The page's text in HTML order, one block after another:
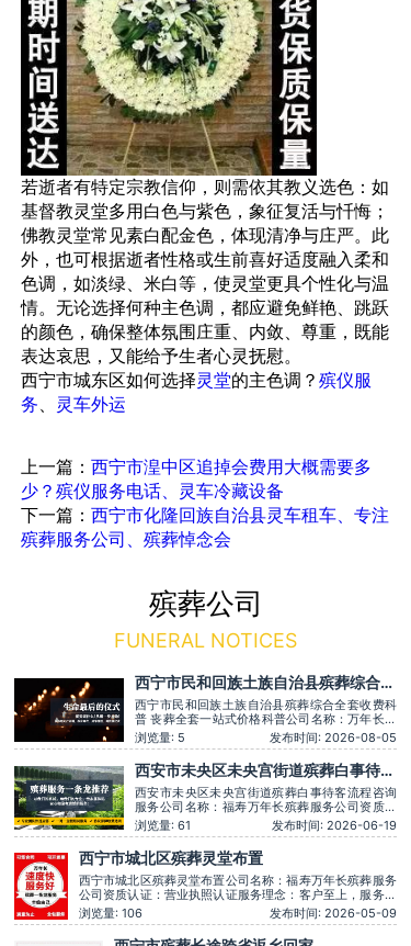
若逝者有特定宗教信仰，则需依其教义选色：如
基督教灵堂多用白色与紫色，象征复活与忏悔；
佛教灵堂常见素白配金色，体现清净与庄严。此
外，也可根据逝者性格或生前喜好适度融入柔和
色调，如淡绿、米白等，使灵堂更具个性化与温
情。无论选择何种主色调，都应避免鲜艳、跳跃
的颜色，确保整体氛围庄重、内敛、尊重，既能
表达哀思，又能给予生者心灵抚慰。
西宁市城东区如何选择灵堂的主色调？ 殡仪服
务
灵车外运
上一篇： 西宁市湟中区追掉会费用大概需要多
少？殡仪服务电话、灵车冷藏设备
下一篇： 西宁市化隆回族自治县灵车租车、专注
殡葬服务公司、殡葬悼念会
殡葬公司
FUNERAL NOTICES
西宁市民和回族土族自治县殡葬综合全
套收费科普 丧葬全套一站式价格科普
西宁市民和回族土族自治县殡葬综合全套收费科
普 丧葬全套一站式价格科普公司名称：万年长殡
葬服务公司资质认证：营业执照认证服务理念：
客户至上，服务至上服务时间：全天在线主营服
务：殡葬服务-灵堂布置-丧葬一条龙-殡仪车出
租-白事服务-灵车接运-殡葬用品-长途跨省殡葬
用车-下葬安葬礼仪服务，殡仪一条龙服务服务特
色：墓
浏览量: 5 发布时间: 2026-08-05
西安市未央区未央宫街道殡葬白事待客
流程咨询服务
西安市未央区未央宫街道殡葬白事待客流程咨询
服务公司名称：福寿万年长殡葬服务公司资质认
证：营业执照认证服务理念：客户至上，服务至
上服务时间：全天在线用户评价：丧事一条龙服
务顺畅，解答耐心细致。主营服务：殡葬服务、
灵堂布置、丧葬一条龙、殡仪车出租、白事服
务、灵车接运、殡葬用品、长途跨省殡葬用车、
预约，下
浏览量: 61 发布时间: 2026-06-19
西宁市城北区殡葬灵堂布置
西宁市城北区殡葬灵堂布置公司名称：福寿万年长殡葬服务
公司资质认证：营业执照认证服务理念：客户至上，服务至
上服务时间：全天在线用户评价：丧事一条龙服务顺畅，解
答耐心细致。主营服务：殡葬服务、灵堂布置、丧葬一条
龙、殡仪车出租、白事服务、灵车接运、殡葬用品、长途跨
浏览量: 106 发布时间: 2026-05-09